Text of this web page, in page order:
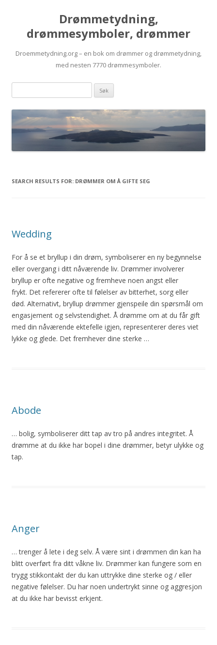
Drømmetydning,
drømmesymboler, drømmer
Droemmetydning.org – en bok om drømmer og drømmetydning,
med nesten 7770 drømmesymboler.
Skip
content
søk:
SEARCH RESULTS FOR: DRØMMER OM Å GIFTE SEG
Wedding
For å se et bryllup i din drøm, symboliserer en ny begynnelse
eller overgang i ditt nåværende liv. Drømmer involverer
bryllup er ofte negative og fremheve noen angst eller
frykt. Det refererer ofte til følelser av bitterhet, sorg eller
død. Alternativt, bryllup drømmer gjenspeile din spørsmål om
engasjement og selvstendighet. Å drømme om at du får gift
med din nåværende ektefelle igjen, representerer deres viet
lykke og glede. Det fremhever dine sterke …
Abode
… bolig, symboliserer ditt tap av tro på andres integritet. Å
drømme at du ikke har bopel i dine drømmer, betyr ulykke og
tap.
Anger
… trenger å lete i deg selv. Å være sint i drømmen din kan ha
blitt overført fra ditt våkne liv. Drømmer kan fungere som en
trygg stikkontakt der du kan uttrykke dine sterke og / eller
negative følelser. Du har noen undertrykt sinne og aggresjon
at du ikke har bevisst erkjent.